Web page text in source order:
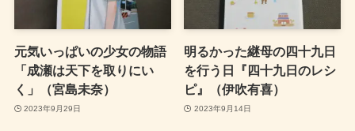
元気いっぱいの少女の物語
「成瀬は天下を取りにい
く」（宮島未奈）
2023年9月29日
明るかった継母の四十九日
を行う日『四十九日のレシ
ピ』（伊吹有喜）
2023年9月14日